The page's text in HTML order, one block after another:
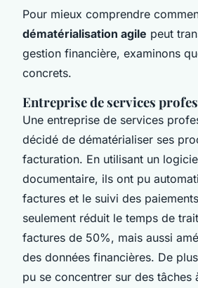
Pour mieux comprendre
dématérialisation agile peut
gestion financière, examinons
concrets.
Entreprise de services
Une entreprise de services
décidé de dématérialiser ses
facturation. En utilisant un
documentaire, ils ont pu
factures et le suivi des
seulement réduit le temps de
factures de 50%, mais aussi
des données financières. De
pu se concentrer sur des tâches